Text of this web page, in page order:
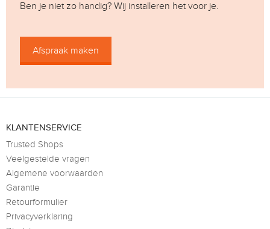
Ben je niet zo handig? Wij installeren het voor je.
Afspraak maken
KLANTENSERVICE
Trusted Shops
Veelgestelde vragen
Algemene voorwaarden
Garantie
Retourformulier
Privacyverklaring